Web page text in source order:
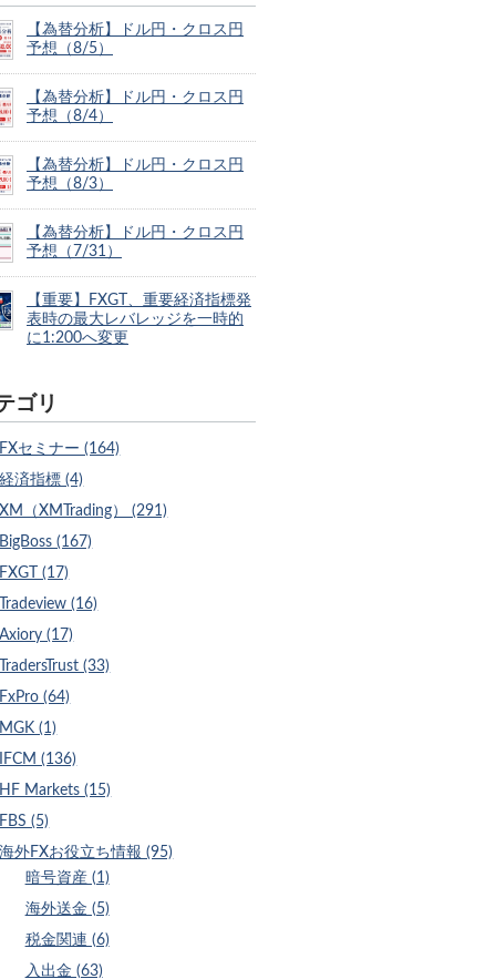
【為替分析】ドル円・クロス円
予想（8/5）
【為替分析】ドル円・クロス円
予想（8/4）
【為替分析】ドル円・クロス円
予想（8/3）
【為替分析】ドル円・クロス円
予想（7/31）
【重要】FXGT、重要経済指標発
表時の最大レバレッジを一時的
に1:200へ変更
ゴリ
FXセミナー (164)
経済指標 (4)
XM（XMTrading） (291)
BigBoss (167)
FXGT (17)
Tradeview (16)
Axiory (17)
TradersTrust (33)
FxPro (64)
MGK (1)
IFCM (136)
HF Markets (15)
FBS (5)
海外FXお役立ち情報 (95)
暗号資産 (1)
海外送金 (5)
税金関連 (6)
入出金 (63)